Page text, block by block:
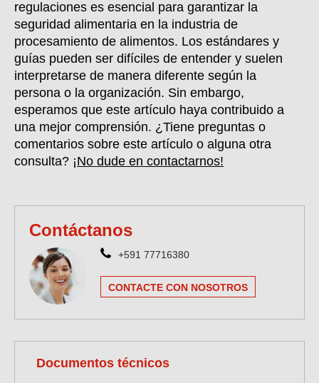
regulaciones es esencial para garantizar la
seguridad alimentaria en la industria de
procesamiento de alimentos. Los estándares y
guías pueden ser difíciles de entender y suelen
interpretarse de manera diferente según la
persona o la organización. Sin embargo,
esperamos que este artículo haya contribuido a
una mejor comprensión. ¿Tiene preguntas o
comentarios sobre este artículo o alguna otra
consulta? ¡No dude en contactarnos!
Contáctanos
+591 77716380
CONTACTE CON NOSOTROS
Documentos técnicos